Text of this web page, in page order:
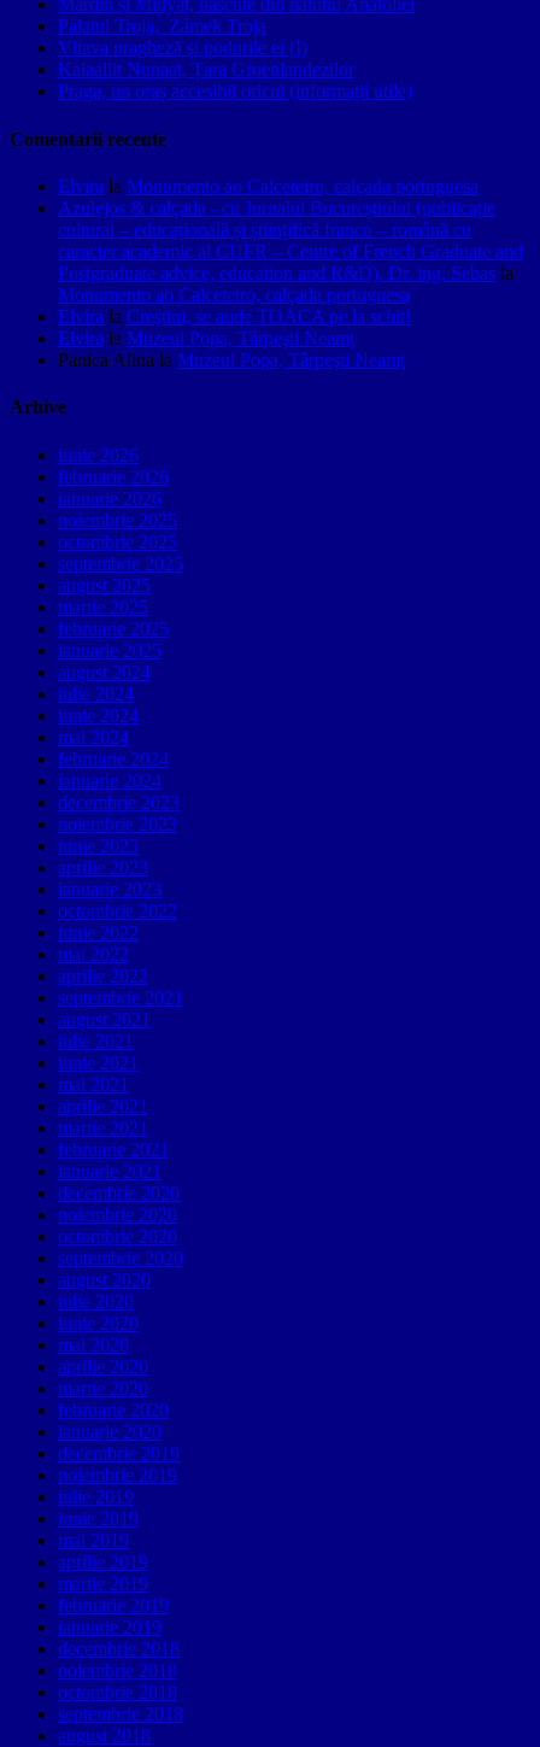
Mardin și Midyat, născute din nahitul Anatoliei
Palatul Troja, Zámek Troja
Vltava pragheză și podurile ei (I)
Kalaallit Nunaat, Țara Groenlandezilor
Praga, un oraș accesibil oricui (informații utile)
Comentarii recente
Elvira la Monumento ao Calceteiro, calçada portuguesa
Azulejos & calçada - cu Jurnalul Bucureștiului (publicație
cultural – educațională și științifică franco – română cu
caracter academic al CUFR – Centre of French Graduate and
Postgraduate advice, education and R&D). Dr. ing. Sebas la
Monumento ao Calceteiro, calçada portuguesa
Elvira la Creştini, se aude TOACA pe la schit!
Elvira la Muzeul Popa, Târpeşti Neamţ
Panica Alina la Muzeul Popa, Târpeşti Neamţ
Arhive
iunie 2026
februarie 2026
ianuarie 2026
noiembrie 2025
octombrie 2025
septembrie 2025
august 2025
martie 2025
februarie 2025
ianuarie 2025
august 2024
iulie 2024
iunie 2024
mai 2024
februarie 2024
ianuarie 2024
decembrie 2023
noiembrie 2023
iunie 2023
aprilie 2023
ianuarie 2023
octombrie 2022
iunie 2022
mai 2022
aprilie 2022
septembrie 2021
august 2021
iulie 2021
iunie 2021
mai 2021
aprilie 2021
martie 2021
februarie 2021
ianuarie 2021
decembrie 2020
noiembrie 2020
octombrie 2020
septembrie 2020
august 2020
iulie 2020
iunie 2020
mai 2020
aprilie 2020
martie 2020
februarie 2020
ianuarie 2020
decembrie 2019
noiembrie 2019
iulie 2019
iunie 2019
mai 2019
aprilie 2019
martie 2019
februarie 2019
ianuarie 2019
decembrie 2018
noiembrie 2018
octombrie 2018
septembrie 2018
august 2018